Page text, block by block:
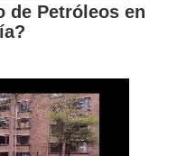
de Petróleos en